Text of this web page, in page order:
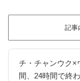
記事
チ・チャンウク×
間、24時間で終